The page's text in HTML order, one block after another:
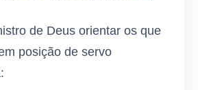
de Deus orientar os que
posição de servo